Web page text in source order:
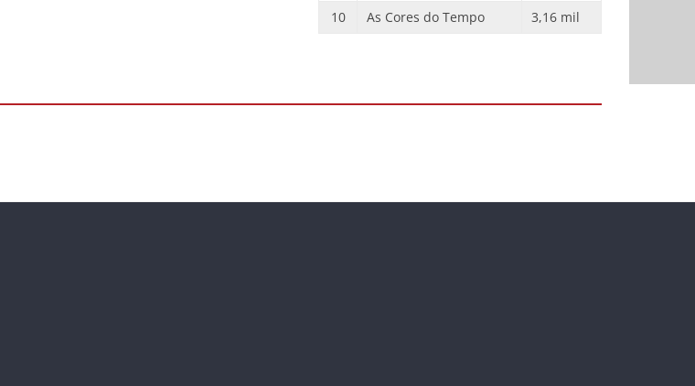
10 As Cores do Tempo 3,16 mil